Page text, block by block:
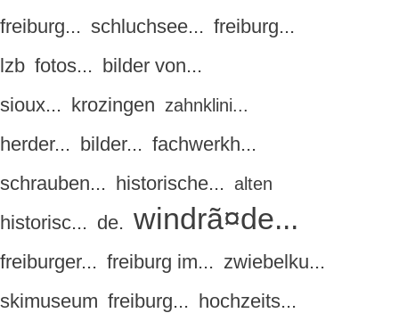
freiburg... schluchsee... freiburg...
lzb fotos... bilder von...
sioux... krozingen zahnklini...
herder... bilder... fachwerkh...
schrauben... historische... alten
historisc... de. windrã¤de...
freiburger... freiburg im... zwiebelku...
skimuseum freiburg... hochzeits...